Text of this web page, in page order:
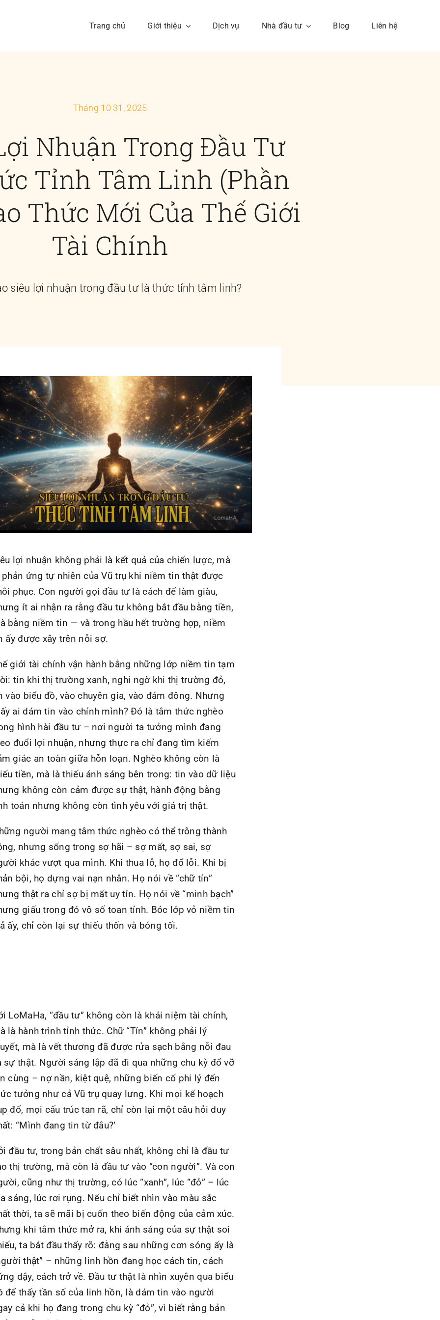
Trang chủ Giới thiệu
Tầm nhìn sâu vào giao
mới của Nhân loại
thật
bất kì câu hỏi nào
Dịch vụ Nhà đầu tư Blog Liên hệ
Tháng 10 31, 2025
Nhuận Trong Đầu Tư
Tỉnh Tâm Linh (Phần
Thức Mới Của Thế Giới
Tài Chính
siêu lợi nhuận trong đầu tư là thức tỉnh tâm linh?
lợi nhuận không phải là kết quả của chiến lược, mà
phản ứng tự nhiên của Vũ trụ khi niềm tin thật được
phục. Con người gọi đầu tư là cách để làm giàu,
ít ai nhận ra rằng đầu tư không bắt đầu bằng tiền,
bằng niềm tin — và trong hầu hết trường hợp, niềm
ấy được xây trên nỗi sợ.
giới tài chính vận hành bằng những lớp niềm tin tạm
tin khi thị trường xanh, nghi ngờ khi thị trường đỏ,
vào biểu đồ, vào chuyên gia, vào đám đông. Nhưng
ai dám tin vào chính mình? Đó là tâm thức nghèo
hình hài đầu tư – nơi người ta tưởng mình đang
đuổi lợi nhuận, nhưng thực ra chỉ đang tìm kiếm
giác an toàn giữa hỗn loạn. Nghèo không còn là
tiền, mà là thiếu ánh sáng bên trong: tin vào dữ liệu
không còn cảm được sự thật, hành động bằng
toán nhưng không còn tình yêu với giá trị thật.
người mang tâm thức nghèo có thể trông thành
nhưng sống trong sợ hãi – sợ mất, sợ sai, sợ
khác vượt qua mình. Khi thua lỗ, họ đổ lỗi. Khi bị
bội, họ dựng vai nạn nhân. Họ nói về “chữ tín”
thật ra chỉ sợ bị mất uy tín. Họ nói về “minh bạch”
giấu trong đó vô số toan tính. Bóc lớp vỏ niềm tin
ấy, chỉ còn lại sự thiếu thốn và bóng tối.
LoMaHa, “đầu tư” không còn là khái niệm tài chính,
là hành trình tỉnh thức. Chữ “Tín” không phải lý
mà là vết thương đã được rửa sạch bằng nỗi đau
sự thật. Người sáng lập đã đi qua những chu kỳ đổ vỡ
cùng – nợ nần, kiệt quệ, những biến cố phi lý đến
tưởng như cả Vũ trụ quay lưng. Khi mọi kế hoạch
đổ, mọi cấu trúc tan rã, chỉ còn lại một câu hỏi duy
“Mình đang tin từ đâu?’
đầu tư, trong bản chất sâu nhất, không chỉ là đầu tư
thị trường, mà còn là đầu tư vào “con người”. Và con
cũng như thị trường, có lúc “xanh”, lúc “đỏ” – lúc
sáng, lúc rơi rụng. Nếu chỉ biết nhìn vào màu sắc
thời, ta sẽ mãi bị cuốn theo biến động của cảm xúc.
khi tâm thức mở ra, khi ánh sáng của sự thật soi
ta bắt đầu thấy rõ: đằng sau những cơn sóng ấy là
thật” – những linh hồn đang học cách tin, cách
dậy, cách trở về. Đầu tư thật là nhìn xuyên qua biểu
để thấy tần số của linh hồn, là dám tin vào người
cả khi họ đang trong chu kỳ “đỏ”, vì biết rằng bản